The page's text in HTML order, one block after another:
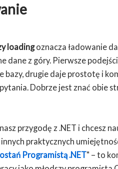
loadingoznacza ładowanie
dane z góry. Pierwsze
bazy, drugie daje prostotę i
Dobrze jest znać obie
przygodę z .NET i chcesz
praktycznych
Programistą .NET" – to